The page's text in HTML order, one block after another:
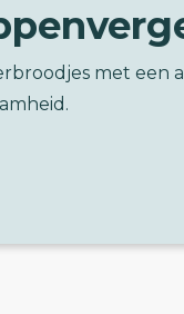
met een